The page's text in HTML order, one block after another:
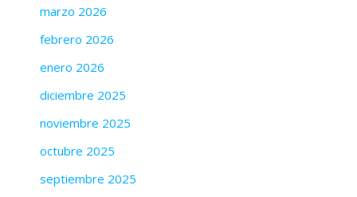
marzo 2026
febrero 2026
enero 2026
diciembre 2025
noviembre 2025
octubre 2025
septiembre 2025